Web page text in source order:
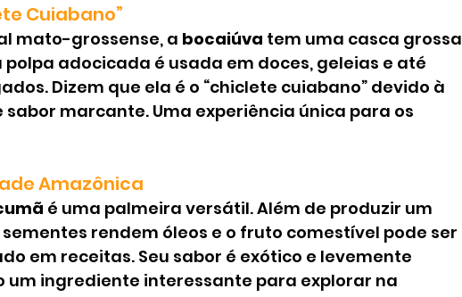
Cuiabano”
mato-grossense, a bocaiúva tem uma casca grossa
polpa adocicada é usada em doces, geleias e até
Dizem que ela é o “chiclete cuiabano” devido à
marcante. Uma experiência única para os
Amazônica
é uma palmeira versátil. Além de produzir um
rendem óleos e o fruto comestível pode ser
em receitas. Seu sabor é exótico e levemente
ingrediente interessante para explorar na